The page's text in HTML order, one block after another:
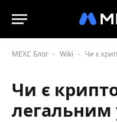
MEXC Блог - Wiki - Чи є
Чи є
легальним